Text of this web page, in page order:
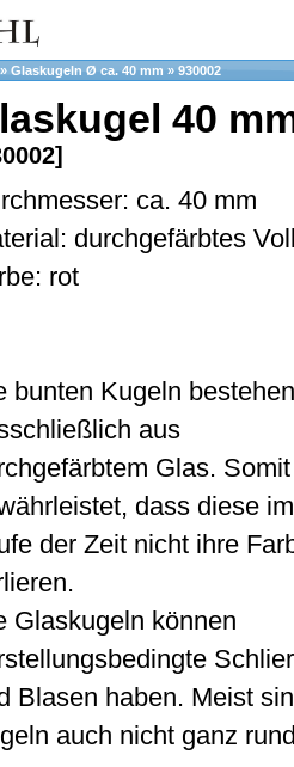
» Glaskugeln Ø ca. 40 mm » 930002
40
ca. 40 mm
durchgefärbtes
rot
bunten Kugeln bestehen
aus
Glas.
dass diese im
der Zeit nicht ihre
Glaskugeln können
Blasen haben. Meist
auch nicht ganz